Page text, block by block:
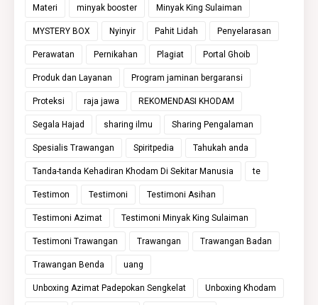
Materi minyak booster Minyak King Sulaiman
MYSTERY BOX Nyinyir Pahit Lidah Penyelarasan
Perawatan Pernikahan Plagiat Portal Ghoib
Produk dan Layanan Program jaminan bergaransi
Proteksi raja jawa REKOMENDASI KHODAM
Segala Hajad sharing ilmu Sharing Pengalaman
Spesialis Trawangan Spiritpedia Tahukah anda
Tanda-tanda Kehadiran Khodam Di Sekitar Manusia te
Testimon Testimoni Testimoni Asihan
Testimoni Azimat Testimoni Minyak King Sulaiman
Testimoni Trawangan Trawangan Trawangan Badan
Trawangan Benda uang
Unboxing Azimat Padepokan Sengkelat Unboxing Khodam